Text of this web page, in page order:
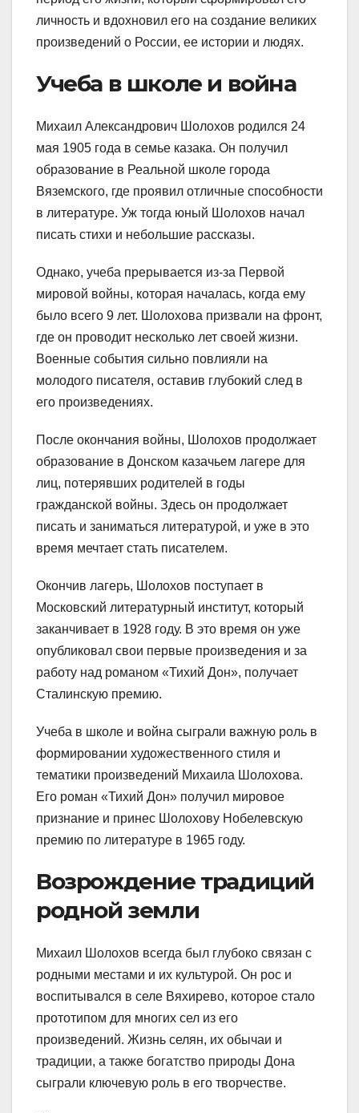
личность и вдохновил его на создание великих
произведений о России, ее истории и людях.
Учеба в школе и война
Михаил Александрович Шолохов родился 24
мая 1905 года в семье казака. Он получил
образование в Реальной школе города
Вяземского, где проявил отличные способности
в литературе. Уж тогда юный Шолохов начал
писать стихи и небольшие рассказы.
Однако, учеба прерывается из-за Первой
мировой войны, которая началась, когда ему
было всего 9 лет. Шолохова призвали на фронт,
где он проводит несколько лет своей жизни.
Военные события сильно повлияли на
молодого писателя, оставив глубокий след в
его произведениях.
После окончания войны, Шолохов продолжает
образование в Донском казачьем лагере для
лиц, потерявших родителей в годы
гражданской войны. Здесь он продолжает
писать и заниматься литературой, и уже в это
время мечтает стать писателем.
Окончив лагерь, Шолохов поступает в
Московский литературный институт, который
заканчивает в 1928 году. В это время он уже
опубликовал свои первые произведения и за
работу над романом «Тихий Дон», получает
Сталинскую премию.
Учеба в школе и война сыграли важную роль в
формировании художественного стиля и
тематики произведений Михаила Шолохова.
Его роман «Тихий Дон» получил мировое
признание и принес Шолохову Нобелевскую
премию по литературе в 1965 году.
Возрождение традиций
родной земли
Михаил Шолохов всегда был глубоко связан с
родными местами и их культурой. Он рос и
воспитывался в селе Вяхирево, которое стало
прототипом для многих сел из его
произведений. Жизнь селян, их обычаи и
традиции, а также богатство природы Дона
сыграли ключевую роль в его творчестве.